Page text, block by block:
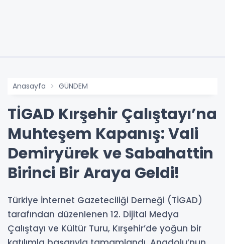
Anasayfa GÜNDEM
TİGAD Kırşehir Çalıştayı’na
Muhteşem Kapanış: Vali
Demiryürek ve Sabahattin
Birinci Bir Araya Geldi!
Türkiye İnternet Gazeteciliği Derneği (TİGAD)
tarafından düzenlenen 12. Dijital Medya
Çalıştayı ve Kültür Turu, Kırşehir’de yoğun bir